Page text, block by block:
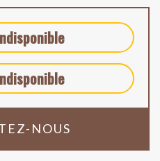
NOUS